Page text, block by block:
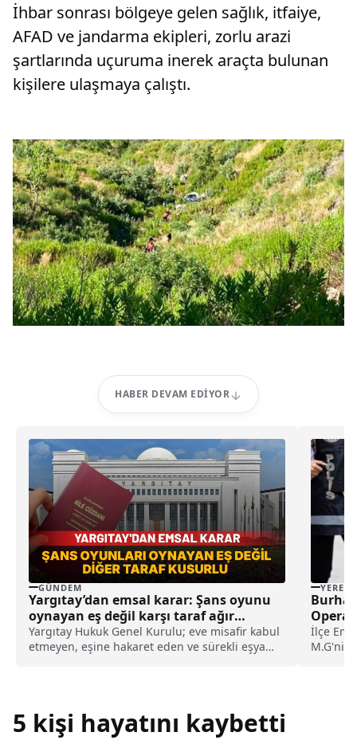
İhbar sonrası bölgeye gelen sağlık, itfaiye,
AFAD ve jandarma ekipleri, zorlu arazi
şartlarında uçuruma inerek araçta bulunan
kişilere ulaşmaya çalıştı.
HABER DEVAM EDIYOR
GÜNDEM
Yargıtay’dan emsal karar: Şans oyunu
oynayan eş değil karşı taraf ağır
kusurlu sayıldı
Yargıtay Hukuk Genel Kurulu; eve misafir kabul
etmeyen, eşine hakaret eden ve sürekli eşya
YEREL
İlçe
M.G'nin
5 kişi hayatını kaybetti